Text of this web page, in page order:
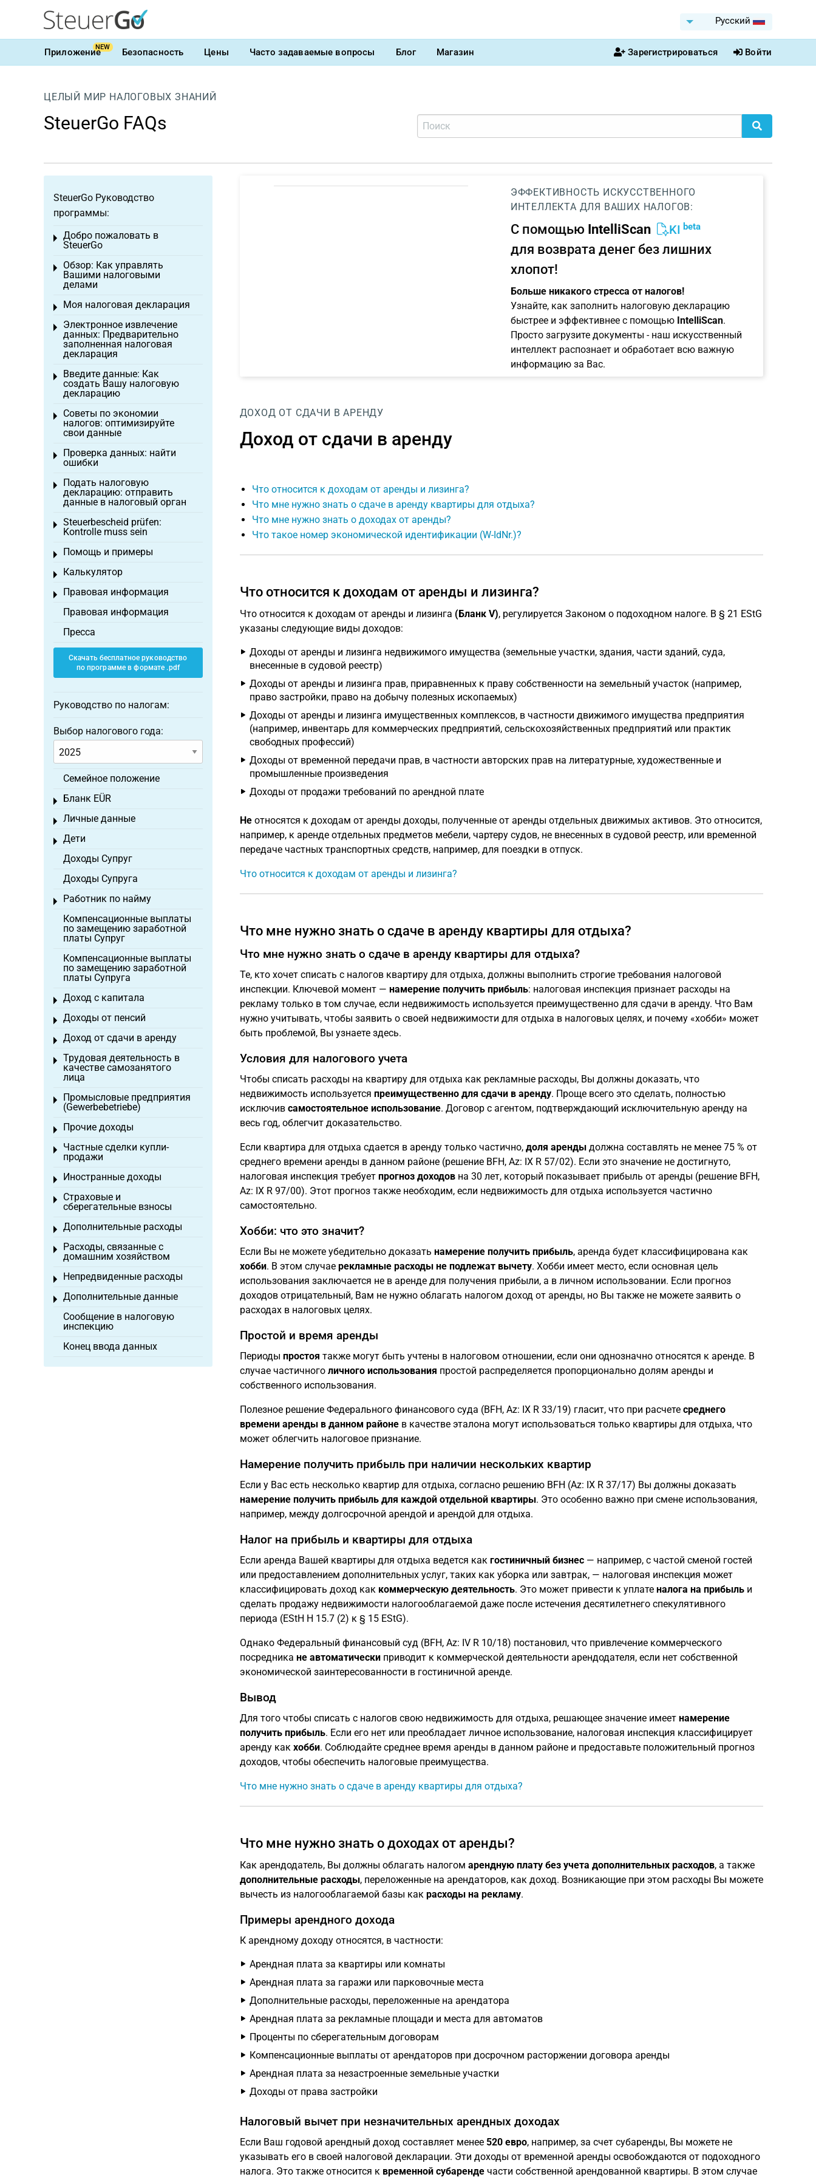
Pусский
ПриложениеNEW Безопасность Цены Часто задаваемые вопросы Блог Магазин Зарегистрироваться Войти
ЦЕЛЫЙ МИР НАЛОГОВЫХ ЗНАНИЙ
SteuerGo FAQs
ЭФФЕКТИВНОСТЬ ИСКУССТВЕННОГО
ИНТЕЛЛЕКТА ДЛЯ ВАШИХ НАЛОГОВ:
С помощью IntelliScan KI beta
для возврата денег без лишних
хлопот!
Больше никакого стресса от налогов!
Узнайте, как заполнить налоговую декларацию
быстрее и эффективнее с помощью IntelliScan.
Просто загрузите документы - наш искусственный
интеллект распознает и обработает всю важную
информацию за Вас.
ДОХОД ОТ СДАЧИ В АРЕНДУ
Доход от сдачи в аренду
Что относится к доходам от аренды и лизинга?
Что мне нужно знать о сдаче в аренду квартиры для отдыха?
Что мне нужно знать о доходах от аренды?
Что такое номер экономической идентификации (W-IdNr.)?
Что относится к доходам от аренды и лизинга?
Что относится к доходам от аренды и лизинга (Бланк V), регулируется Законом о подоходном налоге. В § 21 EStG
указаны следующие виды доходов:
Доходы от аренды и лизинга недвижимого имущества (земельные участки, здания, части зданий, суда,
внесенные в судовой реестр)
Доходы от аренды и лизинга прав, приравненных к праву собственности на земельный участок (например,
право застройки, право на добычу полезных ископаемых)
Доходы от аренды и лизинга имущественных комплексов, в частности движимого имущества предприятия
(например, инвентарь для коммерческих предприятий, сельскохозяйственных предприятий или практик
свободных профессий)
Доходы от временной передачи прав, в частности авторских прав на литературные, художественные и
промышленные произведения
Доходы от продажи требований по арендной плате
Неотносятся к доходам от аренды доходы, полученные от аренды отдельных движимых активов. Это относится,
например, к аренде отдельных предметов мебели, чартеру судов, не внесенных в судовой реестр, или временной
передаче частных транспортных средств, например, для поездки в отпуск.
Что относится к доходам от аренды и лизинга?
Что мне нужно знать о сдаче в аренду квартиры для отдыха?
Что мне нужно знать о сдаче в аренду квартиры для отдыха?
Те, кто хочет списать с налогов квартиру для отдыха, должны выполнить строгие требования налоговой
инспекции. Ключевой момент — намерение получить прибыль: налоговая инспекция признает расходы на
рекламу только в том случае, если недвижимость используется преимущественно для сдачи в аренду. Что Вам
нужно учитывать, чтобы заявить о своей недвижимости для отдыха в налоговых целях, и почему «хобби» может
быть проблемой, Вы узнаете здесь.
Условия для налогового учета
Чтобы списать расходы на квартиру для отдыха как рекламные расходы, Вы должны доказать, что
недвижимость используется преимущественно для сдачи в аренду. Проще всего это сделать, полностью
исключив самостоятельное использование. Договор с агентом, подтверждающий исключительную аренду на
весь год, облегчит доказательство.
Если квартира для отдыха сдается в аренду только частично, доля арендыдолжна составлять не менее 75 % от
среднего времени аренды в данном районе (решение BFH, Az: IX R 57/02). Если это значение не достигнуто,
налоговая инспекция требует прогноз доходовна 30 лет, который показывает прибыль от аренды (решение BFH,
Az: IX R 97/00). Этот прогноз также необходим, если недвижимость для отдыха используется частично
самостоятельно.
Хобби: что это значит?
Если Вы не можете убедительно доказать намерение получить прибыль, аренда будет классифицирована как
хобби. В этом случае рекламные расходы не подлежат вычету. Хобби имеет место, если основная цель
использования заключается не в аренде для получения прибыли, а в личном использовании. Если прогноз
доходов отрицательный, Вам не нужно облагать налогом доход от аренды, но Вы также не можете заявить о
расходах в налоговых целях.
Простой и время аренды
Периоды простоя также могут быть учтены в налоговом отношении, если они однозначно относятся к аренде. В
случае частичного личного использования простой распределяется пропорционально долям аренды и
собственного использования.
Полезное решение Федерального финансового суда (BFH, Az: IX R 33/19) гласит, что при расчете среднего
времени аренды в данном районев качестве эталона могут использоваться только квартиры для отдыха, что
может облегчить налоговое признание.
Намерение получить прибыль при наличии нескольких квартир
Если у Вас есть несколько квартир для отдыха, согласно решению BFH (Az: IX R 37/17) Вы должны доказать
намерение получить прибыль для каждой отдельной квартиры. Это особенно важно при смене использования,
например, между долгосрочной арендой и арендой для отдыха.
Налог на прибыль и квартиры для отдыха
Если аренда Вашей квартиры для отдыха ведется как гостиничный бизнес— например, с частой сменой гостей
или предоставлением дополнительных услуг, таких как уборка или завтрак, — налоговая инспекция может
классифицировать доход как коммерческую деятельность. Это может привести к уплате налога на прибыльи
сделать продажу недвижимости налогооблагаемой даже после истечения десятилетнего спекулятивного
периода (EStH H 15.7 (2) к § 15 EStG).
Однако Федеральный финансовый суд (BFH, Az: IV R 10/18) постановил, что привлечение коммерческого
посредника не автоматическиприводит к коммерческой деятельности арендодателя, если нет собственной
экономической заинтересованности в гостиничной аренде.
Вывод
Для того чтобы списать с налогов свою недвижимость для отдыха, решающее значение имеет намерение
получить прибыль. Если его нет или преобладает личное использование, налоговая инспекция классифицирует
аренду как хобби. Соблюдайте среднее время аренды в данном районе и предоставьте положительный прогноз
доходов, чтобы обеспечить налоговые преимущества.
Что мне нужно знать о сдаче в аренду квартиры для отдыха?
Что мне нужно знать о доходах от аренды?
Как арендодатель, Вы должны облагать налогом арендную плату без учета дополнительных расходов, а также
дополнительные расходы, переложенные на арендаторов, как доход. Возникающие при этом расходы Вы можете
вычесть из налогооблагаемой базы как расходы на рекламу.
Примеры арендного дохода
К арендному доходу относятся, в частности:
Арендная плата за квартиры или комнаты
Арендная плата за гаражи или парковочные места
Дополнительные расходы, переложенные на арендатора
Арендная плата за рекламные площади и места для автоматов
Проценты по сберегательным договорам
Компенсационные выплаты от арендаторов при досрочном расторжении договора аренды
Арендная плата за незастроенные земельные участки
Доходы от права застройки
Налоговый вычет при незначительных арендных доходах
Если Ваш годовой арендный доход составляет менее 520 евро, например, за счет субаренды, Вы можете не
указывать его в своей налоговой декларации. Эти доходы от временной аренды освобождаются от подоходного
налога. Это также относится к временной субарендечасти собственной арендованной квартиры. В этом случае
SteuerGo Руководство
программы:
Добро пожаловать в
SteuerGo
Toggle menu
Обзор: Как управлять
Вашими налоговыми
делами
Toggle menu
Моя налоговая декларация
Toggle menu
Электронное извлечение
данных: Предварительно
заполненная налоговая
декларация
Toggle menu
Введите данные: Как
создать Вашу налоговую
декларацию
Toggle menu
Советы по экономии
налогов: оптимизируйте
свои данные
Toggle menu
Проверка данных: найти
ошибки
Toggle menu
Подать налоговую
декларацию: отправить
данные в налоговый орган
Toggle menu
Steuerbescheid prüfen:
Kontrolle muss sein
Toggle menu
Помощь и примеры
Toggle menu
Калькулятор
Toggle menu
Правовая информация
Toggle menu
Правовая информация
Пресса
Скачать бесплатное руководство
по программе в формате .pdf
Руководство по налогам:
Выбор налогового года:
Семейное положение
Бланк EÜR
Toggle menu
Личные данные
Toggle menu
Дети
Toggle menu
Доходы Супруг
Доходы Супруга
Работник по найму
Toggle menu
Компенсационные выплаты
по замещению заработной
платы Супруг
Компенсационные выплаты
по замещению заработной
платы Супруга
Доход с капитала
Toggle menu
Доходы от пенсий
Toggle menu
Доход от сдачи в аренду
Toggle menu
Трудовая деятельность в
качестве самозанятого
лица
Toggle menu
Промысловые предприятия
(Gewerbebetriebe)
Toggle menu
Прочие доходы
Toggle menu
Частные сделки купли-
продажи
Toggle menu
Иностранные доходы
Toggle menu
Страховые и
сберегательные взносы
Toggle menu
Дополнительные расходы
Toggle menu
Расходы, связанные с
домашним хозяйством
Toggle menu
Непредвиденные расходы
Toggle menu
Дополнительные данные
Toggle menu
Сообщение в налоговую
инспекцию
Конец ввода данных